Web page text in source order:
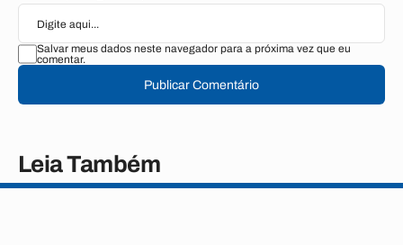
Salvar meus dados neste navegador para a próxima vez que eu
comentar.
Publicar Comentário
Leia Também